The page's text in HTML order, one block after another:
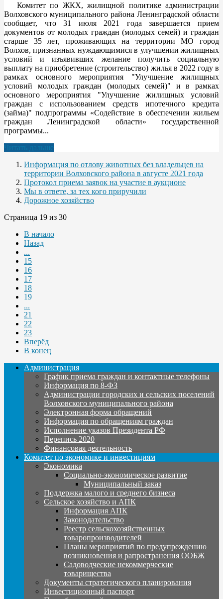
Комитет по ЖКХ, жилищной политике администрации
Волховского муниципального района Ленинградской области
сообщает, что 31 июля 2021 года завершается прием
документов от молодых граждан (молодых семей) и граждан
старше 35 лет, проживающих на территории МО город
Волхов, признанных нуждающимися в улучшении жилищных
условий и изъявивших желание получить социальную
выплату на приобретение (строительство) жилья в 2022 году в
рамках основного мероприятия "Улучшение жилищных
условий молодых граждан (молодых семей)" и в рамках
основного мероприятия "Улучшение жилищных условий
граждан с использованием средств ипотечного кредита
(займа)" подпрограммы «Содействие в обеспечении жильем
граждан Ленинградской области» государственной
программы...
Читать дальше
Информация по отлову животных без владельцев на
территории Волховского района в августе 2021 года
Протокол приема заявок на участие в аукционе
Мы в ответе, за тех кого приручили
Дорожное хозяйство
Страница 19 из 30
В начало
Назад
...
15
16
17
18
19
...
21
22
23
Вперёд
В конец
Администрация
График приема граждан и контактные телефоны
Информация по 8-ФЗ
Администрации городских и сельских поселений
Волховского муниципального района
Электронная форма обращений
Информация по обращениям граждан
Исполнение указов Президента РФ
Перепись 2020
Финансовая деятельность
Комитет по экономике и инвестициям
Экономика
Социально-экономическое развитие
Муниципальный заказ
Поддержка малого и среднего бизнеса
Сельское хозяйство и АПК
Информация АПК
Законодательство
Реестр сельскохозяйственных
товаропроизводителей
Планы мероприятий по предупреждению
возникновения и рапространения ООБЖ
Садоводческие некоммерческие
товарищества
Документы стратегического планирования
Инвестиционный паспорт